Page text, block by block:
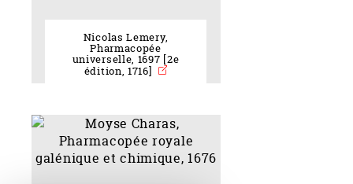
Nicolas Lemery,
Pharmacopée
universelle, 1697 [2e
édition, 1716]